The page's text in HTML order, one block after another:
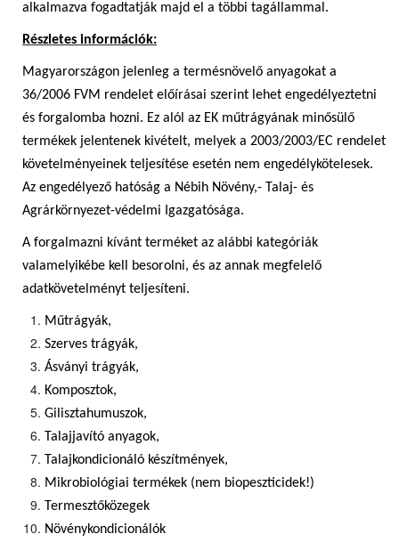
alkalmazva fogadtatják majd el a többi tagállammal.
Részletes információk:
Magyarországon jelenleg a termésnövelő anyagokat a
36/2006 FVM rendelet előírásai szerint lehet engedélyeztetni
és forgalomba hozni. Ez alól az EK műtrágyának minősülő
termékek jelentenek kivételt, melyek a 2003/2003/EC rendelet
követelményeinek teljesítése esetén nem engedélykötelesek.
Az engedélyező hatóság a Nébih Növény,- Talaj- és
Agrárkörnyezet-védelmi Igazgatósága.
A forgalmazni kívánt terméket az alábbi kategóriák
valamelyikébe kell besorolni, és az annak megfelelő
adatkövetelményt teljesíteni.
Műtrágyák,
Szerves trágyák,
Ásványi trágyák,
Komposztok,
Gilisztahumuszok,
Talajjavító anyagok,
Talajkondicionáló készítmények,
Mikrobiológiai termékek (nem biopeszticidek!)
Termesztőközegek
Növénykondicionálók